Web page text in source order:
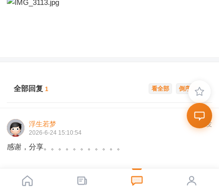
倒序浏览
看全部
全部回复 1
沙发
浮生若梦
2026-6-24 15:10:54
感谢，分享。。。。。。。。。。。